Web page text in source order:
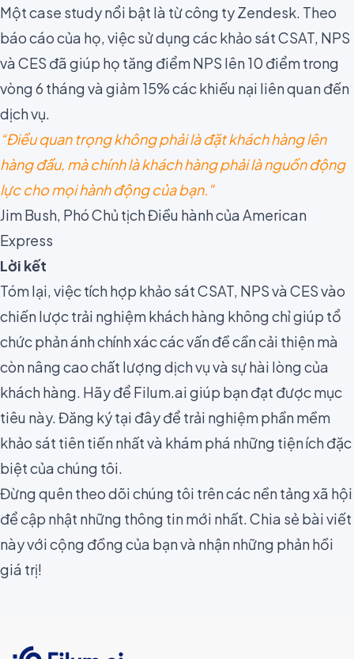
Một case study nổi bật là từ công ty Zendesk. Theo
báo cáo của họ, việc sử dụng các khảo sát CSAT, NPS
và CES đã giúp họ tăng điểm NPS lên 10 điểm trong
vòng 6 tháng và giảm 15% các khiếu nại liên quan đến
dịch vụ.
“Điều quan trọng không phải là đặt khách hàng lên
hàng đầu, mà chính là khách hàng phải là nguồn động
lực cho mọi hành động của bạn."
Jim Bush, Phó Chủ tịch Điều hành của American
Express
Lời kết
Tóm lại, việc tích hợp khảo sát CSAT, NPS và CES vào
chiến lược trải nghiệm khách hàng không chỉ giúp tổ
chức phản ánh chính xác các vấn đề cần cải thiện mà
còn nâng cao chất lượng dịch vụ và sự hài lòng của
khách hàng. Hãy để Filum.ai giúp bạn đạt được mục
tiêu này. Đăng kýtại đâyđể trải nghiệm phần mềm
khảo sát tiên tiến nhất và khám phá những tiện ích đặc
biệt của chúng tôi.
Đừng quên theo dõi chúng tôi trên các nền tảng xã hội
để cập nhật những thông tin mới nhất. Chia sẻ bài viết
này với cộng đồng của bạn và nhận những phản hồi
giá trị!